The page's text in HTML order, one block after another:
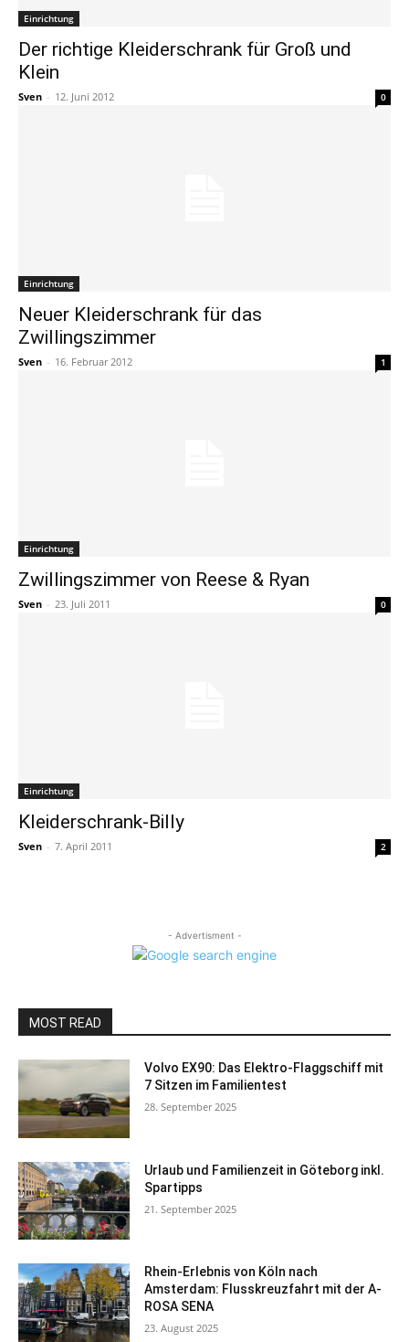
Einrichtung
Der richtige Kleiderschrank für Groß und
Klein
Sven - 12. Juni 2012 0
Einrichtung
Neuer Kleiderschrank für das
Zwillingszimmer
Sven - 16. Februar 2012 1
Einrichtung
Zwillingszimmer von Reese & Ryan
Sven - 23. Juli 2011 0
Einrichtung
Kleiderschrank-Billy
Sven - 7. April 2011 2
- Advertisment -
MOST READ
Volvo EX90: Das Elektro-Flaggschiff mit
7 Sitzen im Familientest
28. September 2025
Urlaub und Familienzeit in Göteborg inkl.
Spartipps
21. September 2025
Rhein-Erlebnis von Köln nach
Amsterdam: Flusskreuzfahrt mit der A-
ROSA SENA
23. August 2025